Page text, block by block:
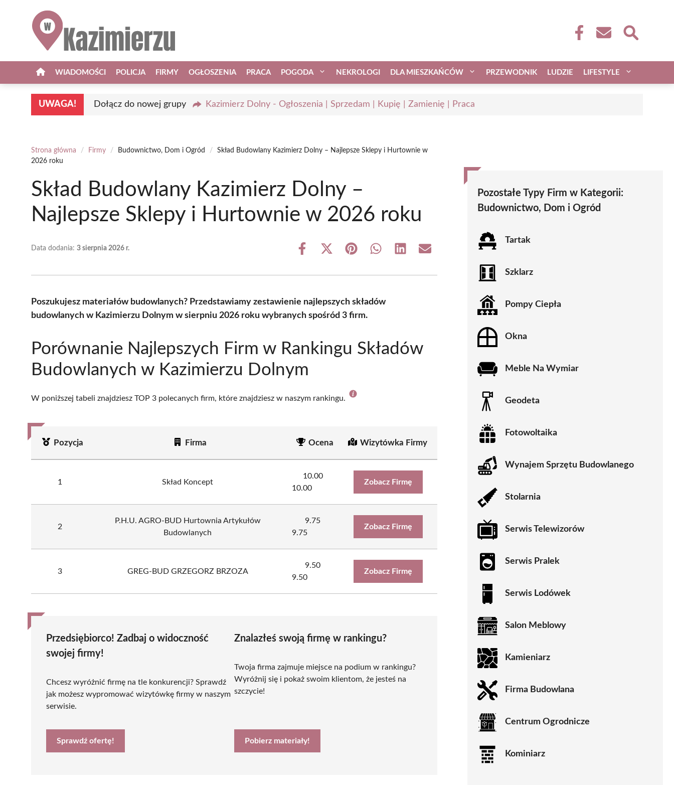
WIADOMOŚCI POLICJA FIRMY OGŁOSZENIA PRACA POGODA NEKROLOGI DLA MIESZKAŃCÓW PRZEWODNIK LUDZIE LIFESTYLE
UWAGA! Dołącz do nowej grupy Kazimierz Dolny - Ogłoszenia | Sprzedam | Kupię | Zamienię | Praca
Strona główna / Firmy / Budownictwo, Dom i Ogród /
Skład Budowlany Kazimierz Dolny – Najlepsze Sklepy i Hurtownie w
2026 roku
Skład Budowlany Kazimierz Dolny –
Najlepsze Sklepy i Hurtownie w 2026 roku
Data dodania: 3 sierpnia 2026 r.
Share
Share
(Twitter)
Share Share Share Share
Poszukujesz materiałów budowlanych? Przedstawiamy zestawienie najlepszych składów
budowlanych w Kazimierzu Dolnym w sierpniu 2026 roku wybranych spośród 3 firm.
Porównanie Najlepszych Firm w Rankingu Składów
Budowlanych w Kazimierzu Dolnym
W poniższej tabeli znajdziesz TOP 3 polecanych firm, które znajdziesz w naszym rankingu.
Pozycja Firma Ocena Wizytówka Firmy
1 Skład Koncept
10.00
10.00
Zobacz Firmę
2
P.H.U. AGRO-BUD Hurtownia Artykułów
Budowlanych
9.75
9.75
Zobacz Firmę
3 GREG-BUD GRZEGORZ BRZOZA
9.50
9.50
Zobacz Firmę
Przedsiębiorco! Zadbaj o widoczność
swojej firmy!
Chcesz wyróżnić firmę na tle konkurencji? Sprawdź
jak możesz wypromować wizytówkę firmy w naszym
serwisie.
Sprawdź ofertę!
Znalazłeś swoją firmę w rankingu?
Twoja firma zajmuje miejsce na podium w rankingu?
Wyróżnij się i pokaż swoim klientom, że jesteś na
szczycie!
Pobierz materiały!
Pozostałe Typy Firm w Kategorii:
Budownictwo, Dom i Ogród
Tartak
Szklarz
Pompy Ciepła
Okna
Meble Na Wymiar
Geodeta
Fotowoltaika
Wynajem Sprzętu Budowlanego
Stolarnia
Serwis Telewizorów
Serwis Pralek
Serwis Lodówek
Salon Meblowy
Kamieniarz
Firma Budowlana
Centrum Ogrodnicze
Kominiarz